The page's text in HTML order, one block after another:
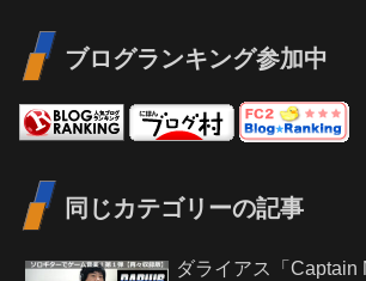
ブログランキング参加中
同じカテゴリーの記事
ダライアス「Captain